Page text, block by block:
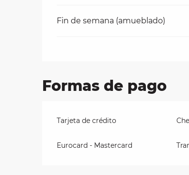
Fin de semana (amueblado)
Formas de pago
Tarjeta de crédito
Eurocard - Mastercard